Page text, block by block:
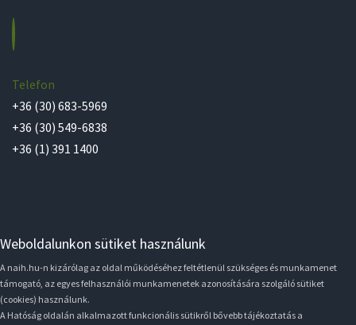
Telefon
+36 (30) 683-5969
+36 (30) 549-6838
+36 (1) 391 1400
Weboldalunkon sütiket használunk
A naih.hu-n kizárólag az oldal működéséhez feltétlenül szükséges és munkamenet
támogató, az egyes felhasználói munkamenetek azonosítására szolgáló sütiket
(cookies) használunk.
A Hatóság oldalán alkalmazott funkcionális sütikről bővebb tájékoztatás a